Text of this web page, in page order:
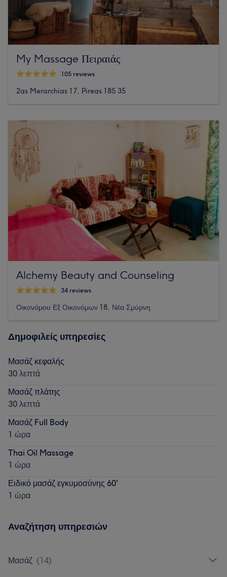
My Massage Πειραιάς
105 reviews
2as Merarchias 17, Pireas 185 35
Alchemy Beauty and Counseling
34 reviews
Οικονόμου Εξ Οικονόμων 18, Νέα Σμύρνη
Δημοφιλείς υπηρεσίες
Μασάζ κεφαλής
30 λεπτά
Μασάζ πλάτης
30 λεπτά
Μασάζ Full Body
1 ώρα
Thai Oil Massage
1 ώρα
Ειδικό μασάζ εγκυμοσύνης 60'
1 ώρα
Αναζήτηση υπηρεσιών
Μασάζ (14)